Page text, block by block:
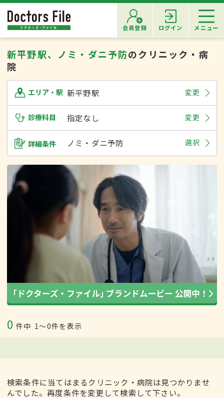
会員登録 ログイン メニュー
新平野駅、ノミ・ダニ予防のクリニック・病
院
エリア・駅 新平野駅 変更
診療科目 指定なし 変更
詳細条件 ノミ・ダニ予防 選択
0 件中 1〜0件を表示
検索条件に当てはまるクリニック・病院は見つかりませ
んでした。再度条件を変更して検索して下さい。